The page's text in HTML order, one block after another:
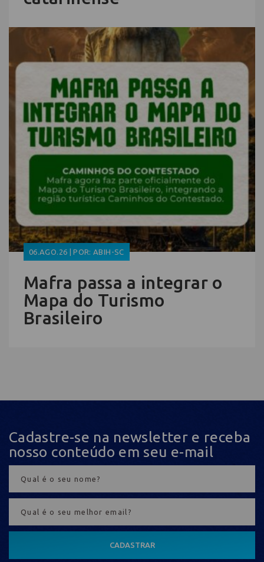
06.AGO.26 | POR: ABIH-SC
Mafra passa a integrar o
Mapa do Turismo
Brasileiro
Cadastre-se na newsletter e receba
nosso conteúdo em seu e-mail
CADASTRAR